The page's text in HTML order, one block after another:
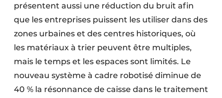
présentent aussi une réduction du bruit afin
que les entreprises puissent les utiliser dans des
zones urbaines et des centres historiques, où
les matériaux à trier peuvent être multiples,
mais le temps et les espaces sont limités. Le
nouveau système à cadre robotisé diminue de
40 % la résonnance de caisse dans le traitement